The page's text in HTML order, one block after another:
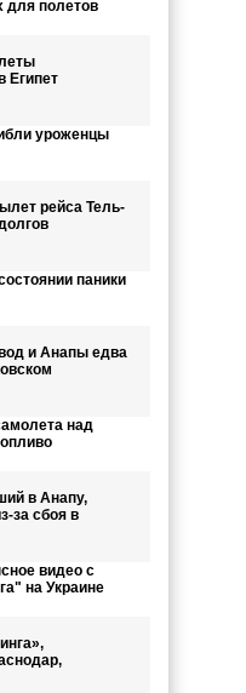
для полетов
Египет
уроженцы
рейса Тель-
паники
и Анапы едва
над
в Анапу,
за сбоя в
видео с
на Украине